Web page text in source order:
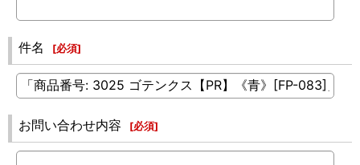
件名 [必須]
お問い合わせ内容 [必須]